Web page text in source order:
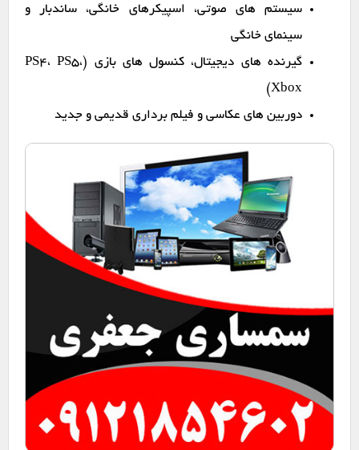
سیستم های صوتی، اسپیکرهای خانگی، ساندبار و
سینمای خانگی
گیرنده های دیجیتال، کنسول های بازی (PS4، PS5،
Xbox)
دوربین های عکاسی و فیلم برداری قدیمی و جدید